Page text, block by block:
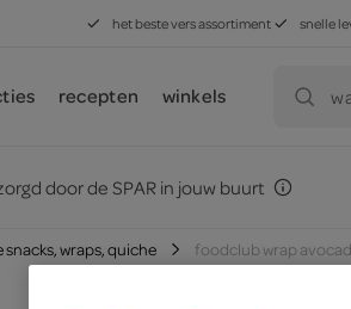
het beste vers assortiment snelle
recepten winkels
door de SPAR in jouw buurt
snacks, wraps, quiche foodclub wrap